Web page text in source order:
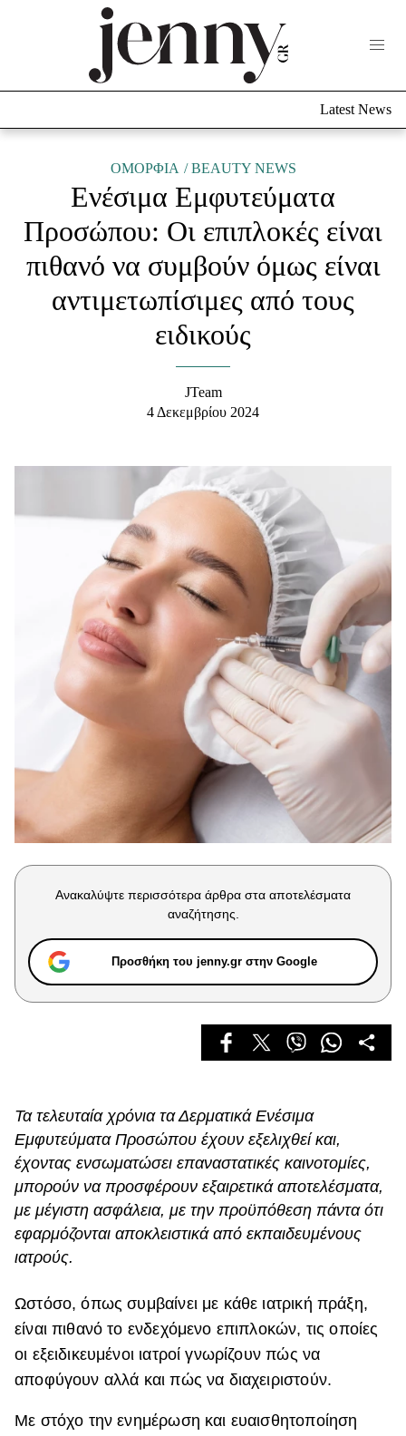
Culture
Fashion
Shopping
Styling Tips
Beauty - Ομορφιά
Υγεία + Διατροφή
Σχέσεις & Σεξ
Woman Power
Parenting
Working Girl
Real Women
Πρόσωπα
Celebrities
Συνεντεύξεις
Who
True Stories
Ζώδια
Cooking
Green
Αφιερώματα
ΒΟΞ
Χωρίς Ταμπέλες
Women's Forum
Latest News
ΟΜΟΡΦΙΑ BEAUTY NEWS
Ενέσιμα Εμφυτεύματα
Προσώπου: Οι επιπλοκές είναι
πιθανό να συμβούν όμως είναι
αντιμετωπίσιμες από τους
ειδικούς
JTeam
4 Δεκεμβρίου 2024
Ανακαλύψτε περισσότερα άρθρα στα αποτελέσματα
αναζήτησης.
Προσθήκη του jenny.gr στην Google
Τα τελευταία χρόνια τα Δερματικά Ενέσιμα
Εμφυτεύματα Προσώπου έχουν εξελιχθεί και,
έχοντας ενσωματώσει επαναστατικές καινοτομίες,
μπορούν να προσφέρουν εξαιρετικά αποτελέσματα,
με μέγιστη ασφάλεια, με την προϋπόθεση πάντα ότι
εφαρμόζονται αποκλειστικά από εκπαιδευμένους
ιατρούς.
Ωστόσο, όπως συμβαίνει με κάθε ιατρική πράξη,
είναι πιθανό το ενδεχόμενο επιπλοκών, τις οποίες
οι εξειδικευμένοι ιατροί γνωρίζουν πώς να
αποφύγουν αλλά και πώς να διαχειριστούν.
Με στόχο την ενημέρωση και ευαισθητοποίηση